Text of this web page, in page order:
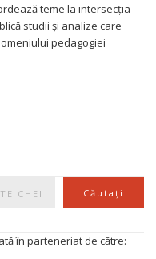
teme la intersecția
studii și analize care
pedagogiei
Căutați
în parteneriat de către: